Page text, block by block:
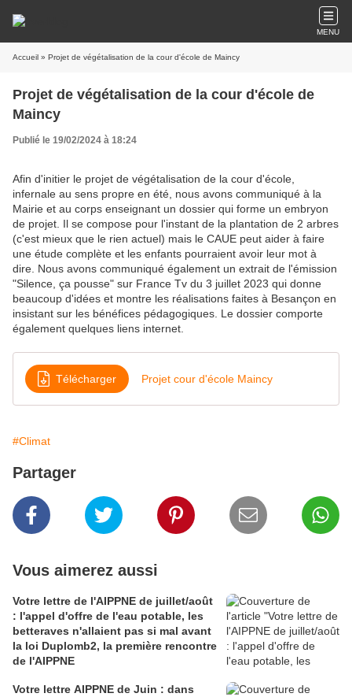
MENU
Accueil » Projet de végétalisation de la cour d'école de Maincy
Projet de végétalisation de la cour d'école de
Maincy
Publié le 19/02/2024 à 18:24
Afin d'initier le projet de végétalisation de la cour d'école,
infernale au sens propre en été, nous avons communiqué à la
Mairie et au corps enseignant un dossier qui forme un embryon
de projet. Il se compose pour l'instant de la plantation de 2 arbres
(c'est mieux que le rien actuel) mais le CAUE peut aider à faire
une étude complète et les enfants pourraient avoir leur mot à
dire. Nous avons communiqué également un extrait de l'émission
"Silence, ça pousse" sur France Tv du 3 juillet 2023 qui donne
beaucoup d'idées et montre les réalisations faites à Besançon en
insistant sur les bénéfices pédagogiques. Le dossier comporte
également quelques liens internet.
Télécharger Projet cour d'école Maincy
#Climat
Partager
Vous aimerez aussi
Votre lettre de l'AIPPNE de juillet/août
: l'appel d'offre de l'eau potable, les
betteraves n'allaient pas si mal avant
la loi Duplomb2, la première rencontre
de l'AIPPNE
Votre lettre AIPPNE de Juin : dans